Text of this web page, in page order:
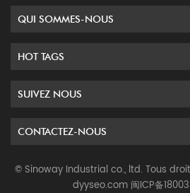
QUI SOMMES-NOUS
HOT TAGS
SUIVEZ NOUS
CONTACTEZ-NOUS
© Sinoway Industrial co., ltd. Tous
dyyseo.com 闽ICP备